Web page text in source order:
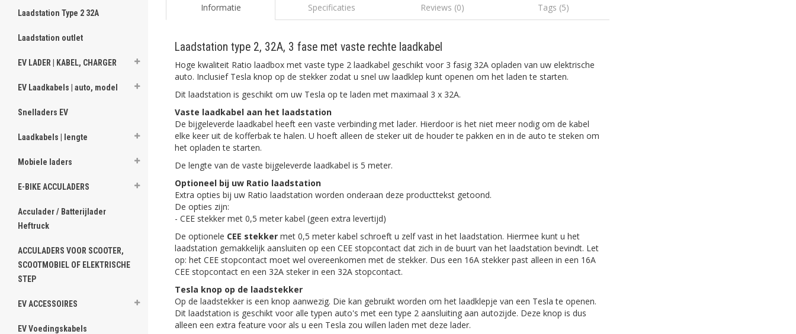
Laadstation Type 2 32A
Laadstation outlet
EV LADER | KABEL, CHARGER
EV Laadkabels | auto, model
Snelladers EV
Laadkabels | lengte
Mobiele laders
E-BIKE ACCULADERS
Acculader / Batterijlader
Heftruck
ACCULADERS VOOR SCOOTER,
SCOOTMOBIEL OF ELEKTRISCHE
STEP
EV ACCESSOIRES
EV Voedingskabels
Informatie Specificaties Reviews (0) Tags (5)
Laadstation type 2, 32A, 3 fase met vaste rechte laadkabel
Hoge kwaliteit Ratio laadbox met vaste type 2 laadkabel geschikt voor 3 fasig 32A opladen van uw elektrische
auto. Inclusief Tesla knop op de stekker zodat u snel uw laadklep kunt openen om het laden te starten.
Dit laadstation is geschikt om uw Tesla op te laden met maximaal 3 x 32A.
Vaste laadkabel aan het laadstation
De bijgeleverde laadkabel heeft een vaste verbinding met lader. Hierdoor is het niet meer nodig om de kabel
elke keer uit de kofferbak te halen. U hoeft alleen de steker uit de houder te pakken en in de auto te steken om
het opladen te starten.
De lengte van de vaste bijgeleverde laadkabel is 5 meter.
Optioneel bij uw Ratio laadstation
Extra opties bij uw Ratio laadstation worden onderaan deze producttekst getoond.
De opties zijn:
- CEE stekker met 0,5 meter kabel (geen extra levertijd)
De optionele CEE stekker met 0,5 meter kabel schroeft u zelf vast in het laadstation. Hiermee kunt u het
laadstation gemakkelijk aansluiten op een CEE stopcontact dat zich in de buurt van het laadstation bevindt. Let
op: het CEE stopcontact moet wel overeenkomen met de stekker. Dus een 16A stekker past alleen in een 16A
CEE stopcontact en een 32A steker in een 32A stopcontact.
Tesla knop op de laadstekker
Op de laadstekker is een knop aanwezig. Die kan gebruikt worden om het laadklepje van een Tesla te openen.
Dit laadstation is geschikt voor alle typen auto's met een type 2 aansluiting aan autozijde. Deze knop is dus
alleen een extra feature voor als u een Tesla zou willen laden met deze lader.